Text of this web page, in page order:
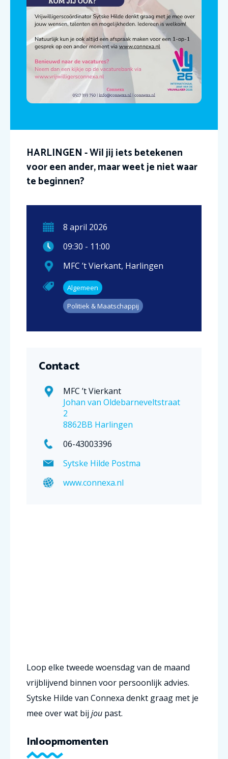
HARLINGEN - Wil jij iets betekenen
voor een ander, maar weet je niet waar
te beginnen?
8 april 2026
09:30 - 11:00
MFC ’t Vierkant, Harlingen
Algemeen
Politiek & Maatschappij
Contact
MFC ’t Vierkant
Johan van Oldebarneveltstraat
2
8862BB Harlingen
06-43003396
Sytske Hilde Postma
www.connexa.nl
Loop elke tweede woensdag van de maand
vrijblijvend binnen voor persoonlijk advies.
Sytske Hilde van Connexa denkt graag met je
mee over wat bij jou past.
Inloopmomenten